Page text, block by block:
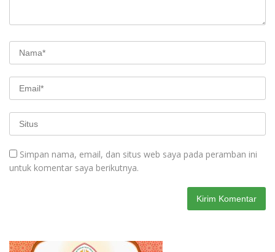
Simpan nama, email, dan situs web saya pada peramban ini
untuk komentar saya berikutnya.